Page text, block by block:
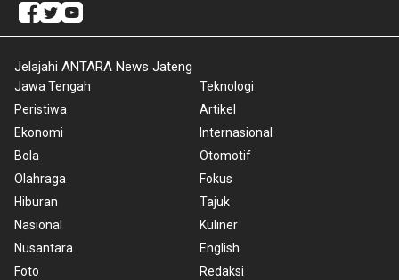
Jelajahi ANTARA News Jateng
Jawa Tengah
Peristiwa
Ekonomi
Bola
Olahraga
Hiburan
Nasional
Nusantara
Foto
Teknologi
Artikel
Internasional
Otomotif
Fokus
Tajuk
Kuliner
English
Redaksi